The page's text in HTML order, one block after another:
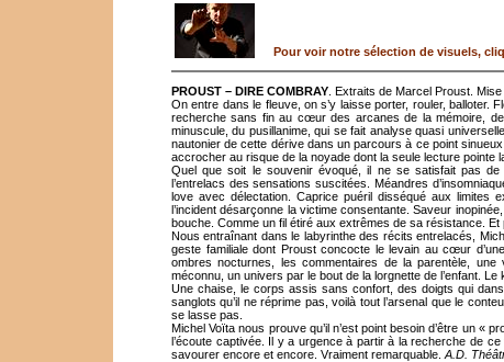
Pour voir notre sélection de visuels,
PROUST – DIRE COMBRAY . Extraits de Marcel Proust.
On entre dans le fleuve, on s’y laisse porter, rouler, balloter.
recherche sans fin au cœur des arcanes de la mémoire,
minuscule, du pusillanime, qui se fait analyse quasi
nautonier de cette dérive dans un parcours à ce point sinueux
accrocher au risque de la noyade dont la seule lecture pointe
Quel que soit le souvenir évoqué, il ne se satisfait pas de
l’entrelacs des sensations suscitées. Méandres
love avec délectation. Caprice puéril disséqué aux limites
l’incident désarçonne la victime consentante. Saveur
bouche. Comme un fil étiré aux extrêmes de sa résistance. Et
Nous entraînant dans le labyrinthe des récits entrelacés,
geste familiale dont Proust concocte le levain au cœur
ombres nocturnes, les commentaires de la parentèle,
méconnu, un univers par le bout de la lorgnette de l’enfant.
Une chaise, le corps assis sans confort, des doigts qui
sanglots qu’il ne réprime pas, voilà tout l’arsenal que le
se lasse pas.
Michel Voïta nous prouve qu’il n’est point besoin d’être un «
l’écoute captivée. Il y a urgence à partir à la recherche de
savourer encore et encore. Vraiment remarquable. A.D.